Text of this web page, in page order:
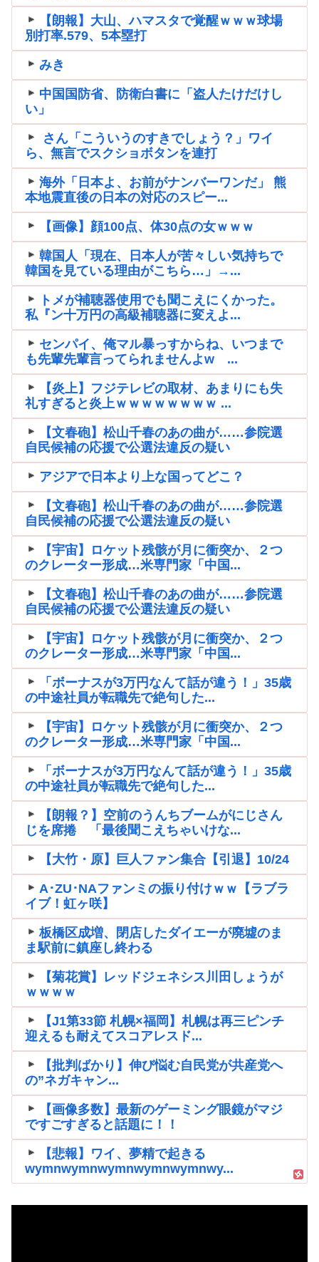
【朗報】大山、ハマスタで覚醒ｗｗｗ球場
別打率.579、5本塁打
みき
中国国防省、防衛白書に「盗人たけだけし
い」
さん「こういうのすきでしょう？」ワイ
ら、無言でスクショボタンを連打
海外「日本よ、お前がナンバーワンだ」 熊
本地震直後の日本の対応のスピー...
【画像】顔100点、体30点の女ｗｗｗ
韓国人「現在、日本人が苦々しい気持ちで
韓国を見ている理由がこちら…」→...
トメが補聴器使用でも聞こえにくかった。
私『ン十万円の高級補聴器に変えよ...
センパイ、俺マル暴っすからね、いつまで
も先輩先輩言ってられませんよw ...
【炎上】フジテレビの取材、あまりにも失
礼すぎると炎上ｗｗｗｗｗｗｗｗ ...
【文春砲】松山千春のあの曲が……参院選
自民候補の応援で公選法違反の疑い
アジアで日本より上な国ってどこ？
【文春砲】松山千春のあの曲が……参院選
自民候補の応援で公選法違反の疑い
【宇宙】ロケット残骸が月に衝突か、２つ
のクレーター形成…米専門家「中国...
【文春砲】松山千春のあの曲が……参院選
自民候補の応援で公選法違反の疑い
【宇宙】ロケット残骸が月に衝突か、２つ
のクレーター形成…米専門家「中国...
「ボーナスが3万円なんて話が違う！」35歳
の中途社員が転職先で絶句した...
【宇宙】ロケット残骸が月に衝突か、２つ
のクレーター形成…米専門家「中国...
「ボーナスが3万円なんて話が違う！」35歳
の中途社員が転職先で絶句した...
【朗報？】空前のうんちブームがにじさん
じを席捲 「最後聞こえちゃいけな...
【大竹・原】巨人ファン集合【引退】10/24
A･ZU･NAファンミの振り付けｗｗ【ラブラ
イブ！虹ヶ咲】
板橋区成増、閉店したダイエーが廃墟のま
ま駅前に鎮座し終わる
【菊花賞】レッドジェネシス川田しょうが
ｗｗｗｗ
【J1第33節 札幌×福岡】札幌は再三ピンチ
迎えるも耐えてスコアレスド...
【批判ばかり】伸び悩む自民党が共産党へ
の”ネガキャン...
【画像多数】最新のゲーミング眼鏡がマジ
ですごすぎると話題に！！
【悲報】ワイ、夢精で起きる
wymnwymnwymnwymnwymnwy...